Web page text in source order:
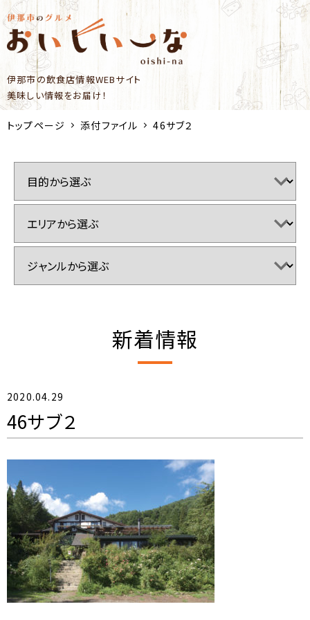
伊那市の飲食店情報WEBサイト
美味しい情報をお届け！
トップページ 添付ファイル 46サブ２
新着情報
2020.04.29
46サブ２